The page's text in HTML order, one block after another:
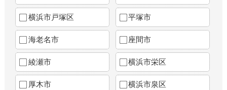
横浜市戸塚区 平塚市
海老名市 座間市
綾瀬市 横浜市栄区
厚木市 横浜市泉区